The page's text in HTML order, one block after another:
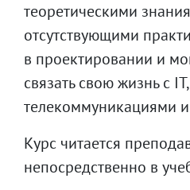
теоретическими
отсутствующими
в проектировании и
связать свою жизнь с IT,
телекоммуникациями
Курс читается
непосредственно в